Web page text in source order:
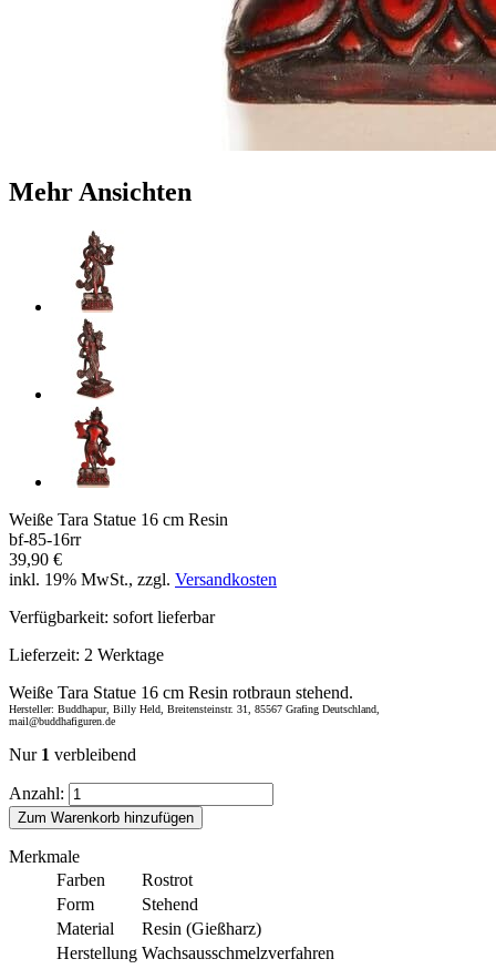
Mehr Ansichten
Weiße Tara Statue 16 cm Resin
bf-85-16rr
39,90 €
inkl. 19% MwSt., zzgl. Versandkosten
Verfügbarkeit: sofort lieferbar
Lieferzeit: 2 Werktage
Weiße Tara Statue 16 cm Resin rotbraun stehend.
Hersteller: Buddhapur, Billy Held, Breitensteinstr. 31, 85567 Grafing Deutschland,
mail@buddhafiguren.de
Nur 1 verbleibend
Anzahl:
Zum Warenkorb hinzufügen
Merkmale
Farben
Rostrot
Form
Stehend
Material
Resin (Gießharz)
Herstellung Wachsausschmelzverfahren